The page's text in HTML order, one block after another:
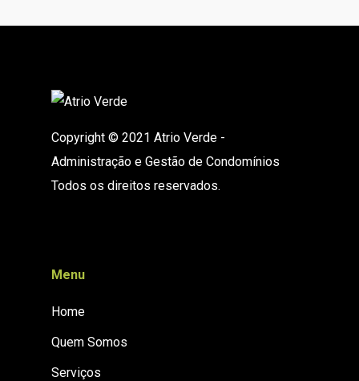
Copyright © 2021 Atrio Verde -
Administração e Gestão de Condomínios
Todos os direitos reservados.
Menu
Home
Quem Somos
Serviços